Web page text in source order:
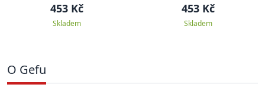
453 Kč
Skladem
453 Kč
Skladem
O Gefu